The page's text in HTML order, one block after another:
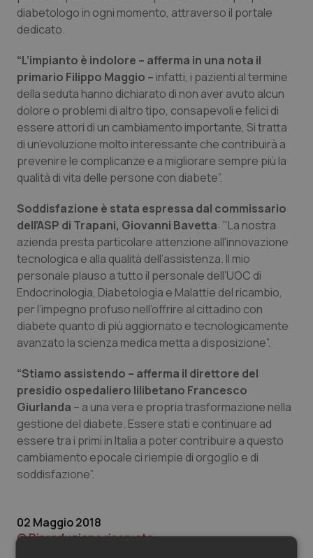
Provincia Autonoma di Trento
Puglia
Sardegna
Sicilia
Toscana
Umbria
Valle D’Aosta
Veneto
Ipertensione & Scompenso
Malattie rare
Malattia di Crohn & Rettocolite Ulcerosa
Neuroscienze & patologie neurodegenerative
Obesità
Oftalmologia
Oncodermatologia
Oncoematologia
Oncologia & Nutrizione
Quotidiano Cardiologia
Quotidiano Chirurgia
Quotidiano Oncologia
Rene & patologie urogenitali
diabetologo in ogni momento, attraverso il portale
dedicato.
“L’impianto è indolore – afferma in una nota il
primario Filippo Maggio – infatti, i pazienti al termine
della seduta hanno dichiarato di non aver avuto alcun
dolore o problemi di altro tipo, consapevoli e felici di
essere attori di un cambiamento importante, Si tratta
di un’evoluzione molto interessante che contribuirà a
prevenire le complicanze e a migliorare sempre più la
qualità di vita delle persone con diabete”.
Soddisfazione è stata espressa dal commissario
dell’ASP di Trapani, Giovanni Bavetta: "La nostra
azienda presta particolare attenzione all'innovazione
tecnologica e alla qualità dell’assistenza. Il mio
personale plauso a tutto il personale dell’UOC di
Endocrinologia, Diabetologia e Malattie del ricambio,
per l’impegno profuso nell’offrire al cittadino con
diabete quanto di più aggiornato e tecnologicamente
avanzato la scienza medica metta a disposizione”.
“Stiamo assistendo – afferma il direttore del
presidio ospedaliero lilibetano Francesco
Giurlanda – a una vera e propria trasformazione nella
gestione del diabete. Essere stati e continuare ad
essere tra i primi in Italia a poter contribuire a questo
cambiamento epocale ci riempie di orgoglio e di
soddisfazione”.
02 Maggio 2018
© Riproduzione riservata